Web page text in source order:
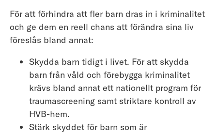
För att förhindra att fler barn dras in i kriminalitet
och ge dem en reell chans att förändra sina liv
föreslås bland annat:
Skydda barn tidigt i livet. För att skydda
barn från våld och förebygga kriminalitet
krävs bland annat ett nationellt program för
traumascreening samt striktare kontroll av
HVB-hem.
Stärk skyddet för barn som är